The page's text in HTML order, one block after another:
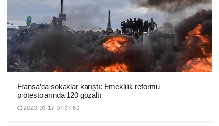
Fransa’da sokaklar karıştı: Emeklilik reformu
protestolarında 120 gözaltı
2023-03-17 07:37:59